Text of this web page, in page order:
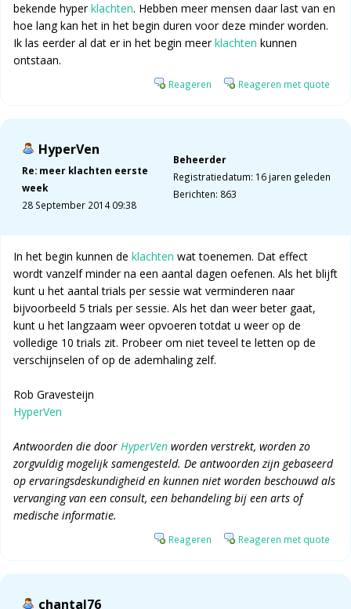
bekende hyperklachten. Hebben meer mensen daar last van en
hoe lang kan het in het begin duren voor deze minder worden.
Ik las eerder al dat er in het begin meerklachten kunnen
ontstaan.
Reageren Reageren met quote
HyperVen
Re: meer klachten eerste
week
28 September 2014 09:38
Beheerder
Registratiedatum: 16 jaren geleden
Berichten: 863
In het begin kunnen de klachten wat toenemen. Dat effect
wordt vanzelf minder na een aantal dagen oefenen. Als het blijft
kunt u het aantal trials per sessie wat verminderen naar
bijvoorbeeld 5 trials per sessie. Als het dan weer beter gaat,
kunt u het langzaam weer opvoeren totdat u weer op de
volledige 10 trials zit. Probeer om niet teveel te letten op de
verschijnselen of op de ademhaling zelf.
Rob Gravesteijn
HyperVen
Antwoorden die door HyperVen worden verstrekt, worden zo
zorgvuldig mogelijk samengesteld. De antwoorden zijn gebaseerd
op ervaringsdeskundigheid en kunnen niet worden beschouwd als
vervanging van een consult, een behandeling bij een arts of
medische informatie.
Reageren Reageren met quote
chantal76